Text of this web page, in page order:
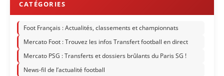
Foot Français : Actualités, classements et championnats
Mercato Foot : Trouvez les infos Transfert football en direct
Mercato PSG : Transferts et dossiers brûlants du Paris SG !
News-fil de l’actualité football